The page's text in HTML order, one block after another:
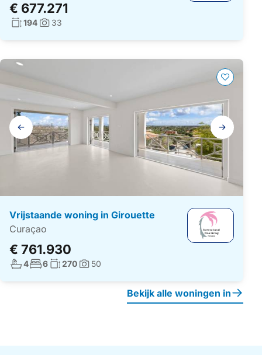
€ 677.271
Woonoppervlakte:
194Foto's:
33
Galerij
navigatie
Vrijstaande woning in Girouette
Curaçao
€ 761.930
Aantal badkamers:
4Aantal slaapkamers:
6Woonoppervlakte:
270Foto's:
50
Bekijk alle woningen in